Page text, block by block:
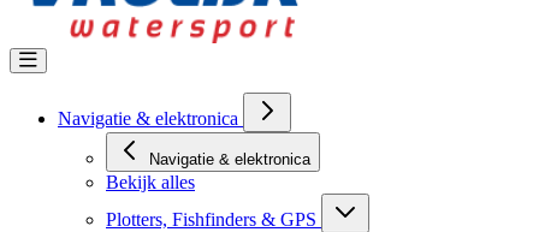
Navigatie & elektronica
Navigatie & elektronica
Bekijk alles
Plotters, Fishfinders & GPS